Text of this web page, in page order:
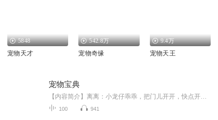
5848
宠物天才
542.8万
宠物奇缘
9.4万
宠物天王
宠物宝典
100 941